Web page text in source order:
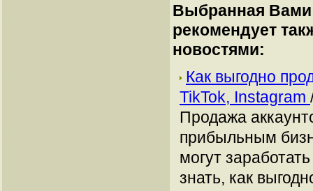
Выбранная Вами
рекомендует
новостями:
Как выгодно
TikTok, Instagram
Продажа
прибыльным
могут
знать, как